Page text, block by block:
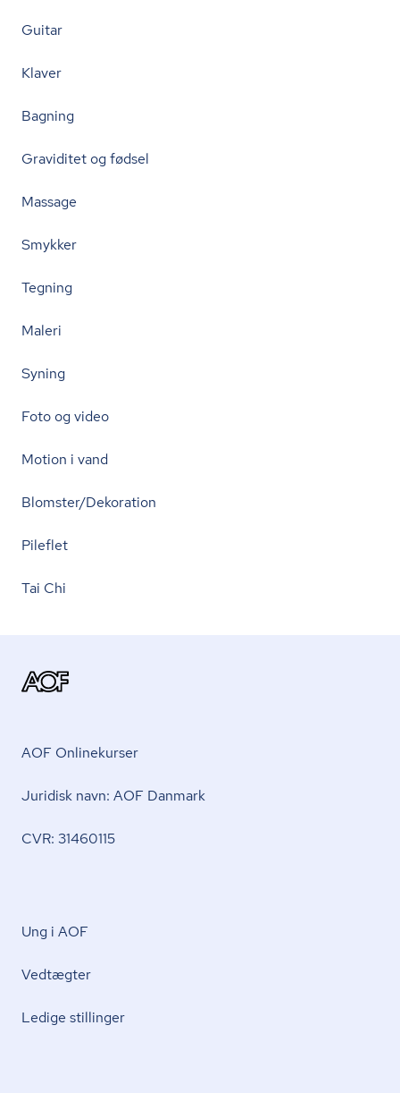
Guitar
Klaver
Bagning
Graviditet og fødsel
Massage
Smykker
Tegning
Maleri
Syning
Foto og video
Motion i vand
Blomster/Dekoration
Pileflet
Tai Chi
AOF Onlinekurser
Juridisk navn: AOF Danmark
CVR: 31460115
Ung i AOF
Vedtægter
Ledige stillinger